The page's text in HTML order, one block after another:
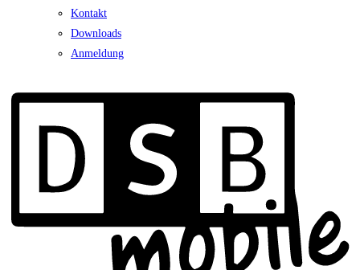
Kontakt
Downloads
Anmeldung